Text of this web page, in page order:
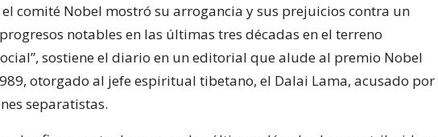
el comité Nobel mostró su arrogancia y sus prejuicios contra un
notables en las últimas tres décadas en el terreno
sostiene el diario en un editorial que alude al premio Nobel
otorgado al jefe espiritual tibetano, el Dalai Lama, acusado por
separatistas.